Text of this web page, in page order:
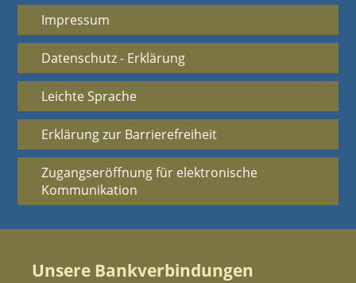
Impressum
Datenschutz - Erklärung
Leichte Sprache
Erklärung zur Barrierefreiheit
Zugangseröffnung für elektronische
Kommunikation
Unsere Bankverbindungen